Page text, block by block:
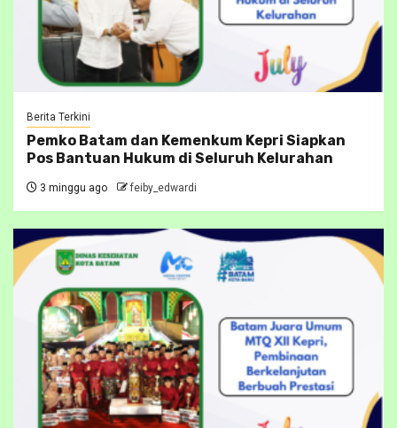
Berita Terkini
Pemko Batam dan Kemenkum Kepri Siapkan
Pos Bantuan Hukum di Seluruh Kelurahan
3 minggu ago feiby_edwardi